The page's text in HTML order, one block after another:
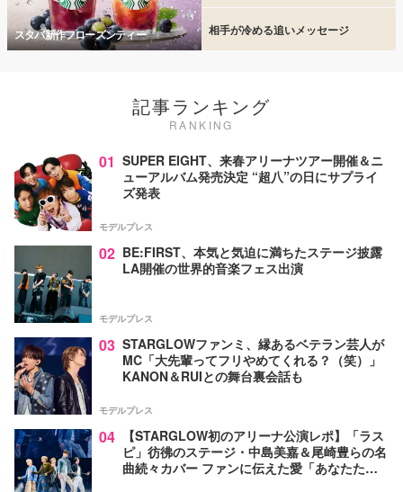
スタバ新作フローズンティー 相手が冷める追いメッセージ
記事ランキング
RANKING
01 SUPER EIGHT、来春アリーナツアー開催＆ニ
ューアルバム発売決定 “超八”の日にサプライ
ズ発表
モデルプレス
02 BE:FIRST、本気と気迫に満ちたステージ披露
LA開催の世界的音楽フェス出演
モデルプレス
03 STARGLOWファンミ、縁あるベテラン芸人が
MC「大先輩ってフリやめてくれる？（笑）」
KANON＆RUIとの舞台裏会話も
モデルプレス
04
【STARGLOW初のアリーナ公演レポ】「ラス
ピ」彷彿のステージ・中島美嘉＆尾崎豊らの名
曲続々カバー ファンに伝えた愛「あなたたち